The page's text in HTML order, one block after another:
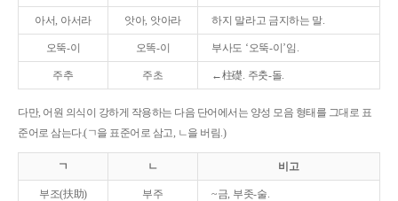
아서, 아서라 앗아, 앗아라 하지 말라고 금지하는 말.
오뚝-이 오똑-이 부사도 ‘오뚝-이’임.
주추 주초 ←柱礎. 주춧-돌.
다만, 어원 의식이 강하게 작용하는 다음 단어에서는 양성 모음 형태를 그대로 표
준어로 삼는다.(ㄱ을 표준어로 삼고, ㄴ을 버림.)
ㄱ ㄴ 비고
부조(扶助) 부주 ~금, 부좃-술.